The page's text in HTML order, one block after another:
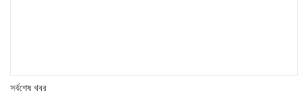
সর্বশেষ খবর